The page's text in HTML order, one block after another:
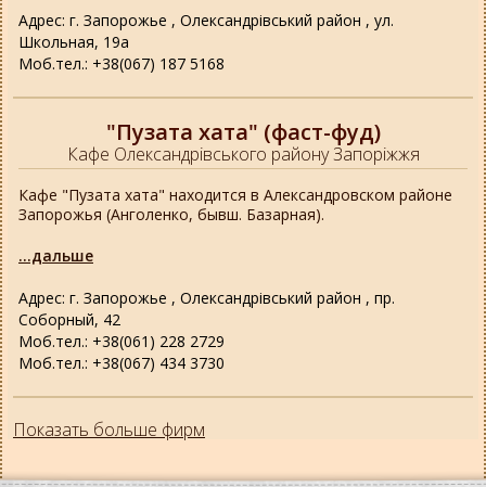
Адрес: г. Запорожье , Олександрівський район , ул.
Школьная, 19а
Моб.тел.: +38(067) 187 5168
"Пузата хата" (фаст-фуд)
Кафе Олександрівського району Запоріжжя
Адрес: г. Запорожье , Олександрівський район , пр.
Соборный, 42
Моб.тел.: +38(061) 228 2729
Моб.тел.: +38(067) 434 3730
Кафе "Пузата хата" находится в Александровском районе
Запорожья (Анголенко, бывш. Базарная).
...дальше
Показать больше фирм